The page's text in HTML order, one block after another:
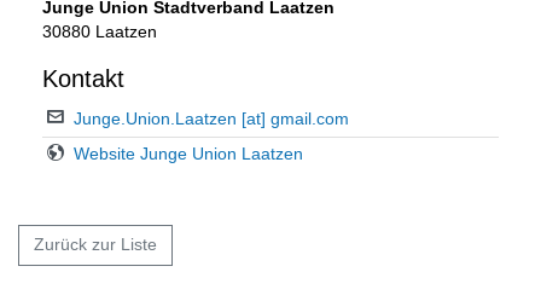
Junge Union Stadtverband Laatzen
30880 Laatzen
Kontakt
Junge.Union.Laatzen [at] gmail.com
Website Junge Union Laatzen
Zurück zur Liste